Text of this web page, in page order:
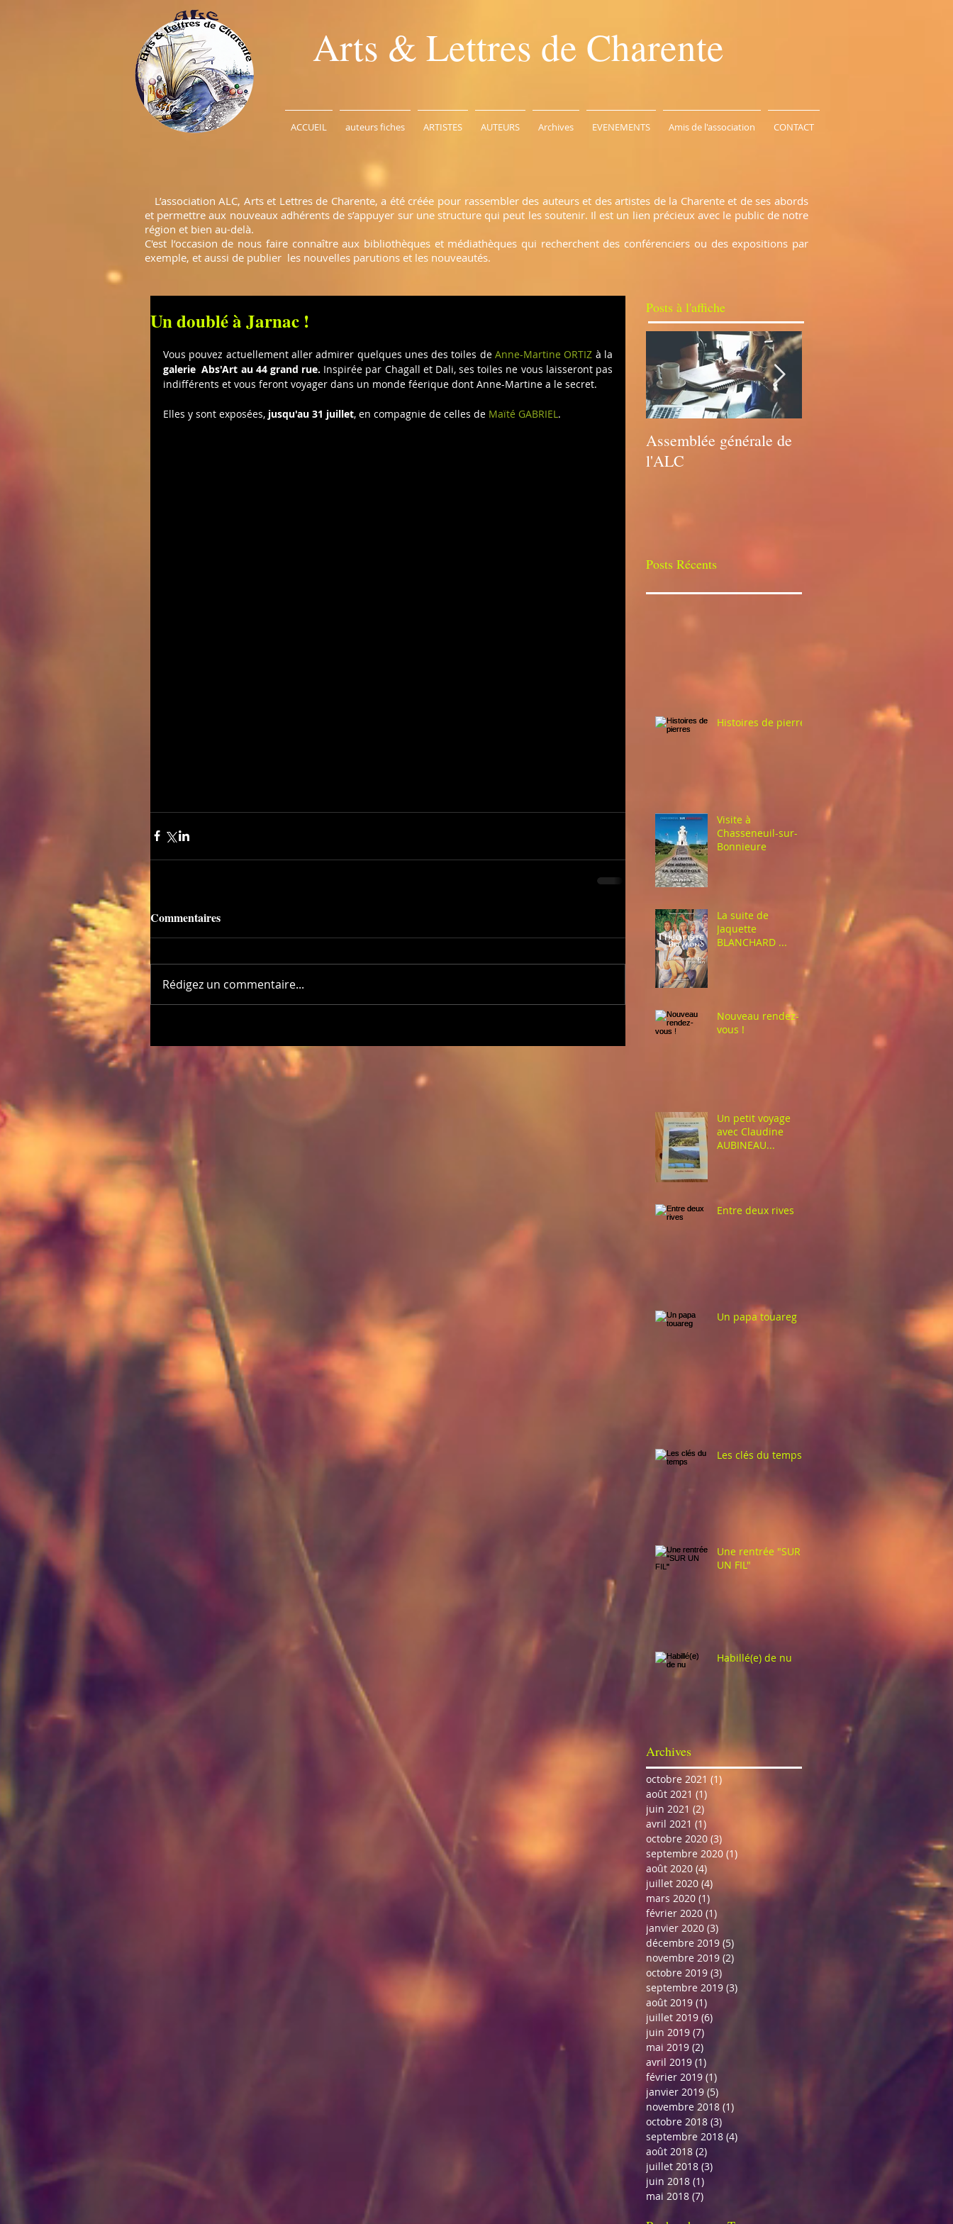
Arts & Lettres de Charente
ACCUEIL auteurs fiches ARTISTES AUTEURS Archives EVENEMENTS Amis de l'association CONTACT
L’association ALC, Arts et Lettres de Charente, a été créée pour rassembler des auteurs et des artistes de la Charente et de ses abords
et permettre aux nouveaux adhérents de s’appuyer sur une structure qui peut les soutenir. Il est un lien précieux avec le public de notre
région et bien au-delà.
C'est l’occasion de nous faire connaître aux bibliothèques et médiathèques qui recherchent des conférenciers ou des expositions par
exemple, et aussi de publier les nouvelles parutions et les nouveautés.
Un doublé à Jarnac !
Vous pouvez actuellement aller admirer quelques unes des toiles de Anne-Martine ORTIZ
galerie  Abs'Art au 44 grand rue. Inspirée par Chagall et Dali, ses toiles ne vous laisseront pas
indifférents et vous feront voyager dans un monde féerique dont Anne-Martine a le secret.
Elles y sont exposées, jusqu'au 31 juillet, en compagnie de celles de Maïté GABRIEL.
Commentaires
Rédigez un commentaire...
Posts à l'affiche
Assemblée générale de
l'ALC
Posts Récents
Histoires de pierres
Visite à
Chasseneuil-sur-
Bonnieure
La suite de
Jaquette
BLANCHARD ...
Nouveau rendez-
vous !
Un petit voyage
avec Claudine
AUBINEAU...
Entre deux rives
Un papa touareg
Les clés du temps
Une rentrée "SUR
UN FIL"
Habillé(e) de nu
Archives
octobre 2021 (1)
août 2021 (1)
juin 2021 (2)
avril 2021 (1)
octobre 2020 (3)
septembre 2020 (1)
août 2020 (4)
juillet 2020 (4)
mars 2020 (1)
février 2020 (1)
janvier 2020 (3)
décembre 2019 (5)
novembre 2019 (2)
octobre 2019 (3)
septembre 2019 (3)
août 2019 (1)
juillet 2019 (6)
juin 2019 (7)
mai 2019 (2)
avril 2019 (1)
février 2019 (1)
janvier 2019 (5)
novembre 2018 (1)
octobre 2018 (3)
septembre 2018 (4)
août 2018 (2)
juillet 2018 (3)
juin 2018 (1)
mai 2018 (7)